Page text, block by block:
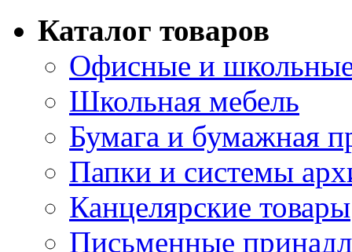
Каталог товаров
Офисные и
Школьная мебель
Бумага и бумажная
Папки и системы
Канцелярские товары
Письменные